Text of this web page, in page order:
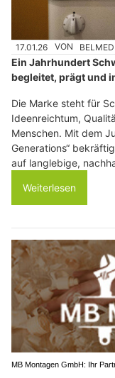
17.01.26 VON
Ein Jahrhundert
begleitet, prägt und
Die Marke steht für
Ideenreichtum,
Menschen. Mit dem
Generations“
auf langlebige,
Weiterlesen
MB Montagen GmbH: Ihr